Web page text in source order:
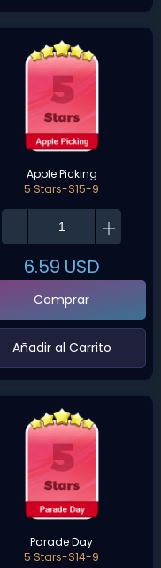
Apple Picking
5 Stars-S15-9
6.59 USD
Comprar
‌Añadir al Carrito‌
Parade Day
5 Stars-S14-9